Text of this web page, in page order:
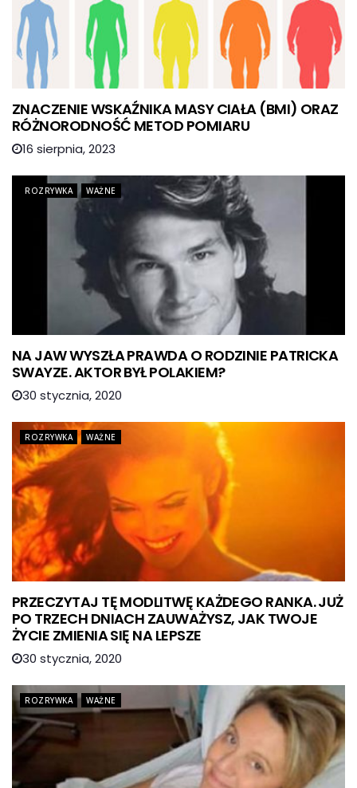
ZNACZENIE WSKAŹNIKA MASY CIAŁA (BMI) ORAZ
RÓŻNORODNOŚĆ METOD POMIARU
16 sierpnia, 2023
ROZRYWKA WAŻNE
NA JAW WYSZŁA PRAWDA O RODZINIE PATRICKA
SWAYZE. AKTOR BYŁ POLAKIEM?
30 stycznia, 2020
ROZRYWKA WAŻNE
PRZECZYTAJ TĘ MODLITWĘ KAŻDEGO RANKA. JUŻ
PO TRZECH DNIACH ZAUWAŻYSZ, JAK TWOJE
ŻYCIE ZMIENIA SIĘ NA LEPSZE
30 stycznia, 2020
ROZRYWKA WAŻNE